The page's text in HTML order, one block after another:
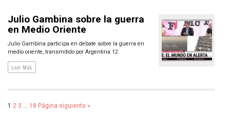
Julio Gambina sobre la guerra
en Medio Oriente
Julio Gambina participa en debate sobre la guerra en
medio oriente, transmitido por Argentina 12.
Leer Más
1 2 3 … 18 Página siguiente »